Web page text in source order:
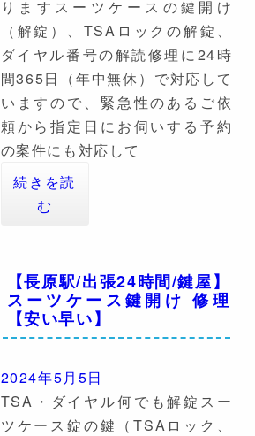
りますスーツケースの鍵開け
（解錠）、TSAロックの解錠、
ダイヤル番号の解読修理に24時
間365日（年中無休）で対応して
いますので、緊急性のあるご依
頼から指定日にお伺いする予約
の案件にも対応して
続きを読
む
【長原駅/出張24時間/鍵屋】
スーツケース鍵開け 修理
【安い早い】
2024年5月5日
TSA・ダイヤル何でも解錠スー
ツケース錠の鍵（TSAロック、